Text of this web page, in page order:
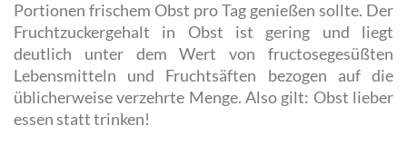
Portionen frischem Obst pro Tag genießen sollte. Der
Fruchtzuckergehalt in Obst ist gering und liegt
deutlich unter dem Wert von fructosegesüßten
Lebensmitteln und Fruchtsäften bezogen auf die
üblicherweise verzehrte Menge. Also gilt: Obst lieber
essen statt trinken!